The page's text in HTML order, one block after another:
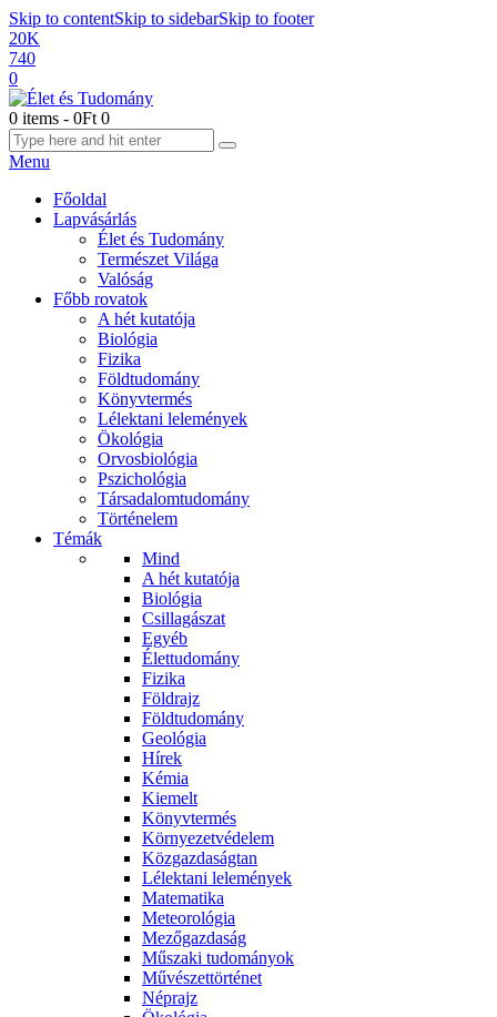
Skip to contentSkip to sidebarSkip to footer
20K
740
0
0 items - 0Ft 0
Menu
Főoldal
Lapvásárlás
Élet és Tudomány
Természet Világa
Valóság
Főbb rovatok
A hét kutatója
Biológia
Fizika
Földtudomány
Könyvtermés
Lélektani lelemények
Ökológia
Orvosbiológia
Pszichológia
Társadalomtudomány
Történelem
Témák
Mind
A hét kutatója
Biológia
Csillagászat
Egyéb
Élettudomány
Fizika
Földrajz
Földtudomány
Geológia
Hírek
Kémia
Kiemelt
Könyvtermés
Környezetvédelem
Közgazdaságtan
Lélektani lelemények
Matematika
Meteorológia
Mezőgazdaság
Műszaki tudományok
Művészettörténet
Néprajz